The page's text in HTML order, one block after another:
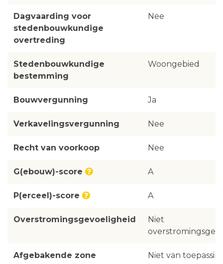
Dagvaarding voor
stedenbouwkundige
overtreding
Nee
Stedenbouwkundige
bestemming
Woongebied
Bouwvergunning Ja
Verkavelingsvergunning Nee
Recht van voorkoop Nee
G(ebouw)-score A
P(erceel)-score A
Overstromingsgevoeligheid
Niet
Afgebakende zone Niet van